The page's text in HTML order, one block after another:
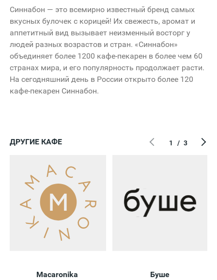
Синнабон — это всемирно известный бренд самых
вкусных булочек с корицей! Их свежесть, аромат и
аппетитный вид вызывает неизменный восторг у
людей разных возрастов и стран. «Синнабон»
объединяет более 1200 кафе-пекарен в более чем 60
странах мира, и его популярность продолжает расти.
На сегодняшний день в России открыто более 120
кафе-пекарен Синнабон.
ДРУГИЕ КАФЕ
Macaronika Буше
1 / 3